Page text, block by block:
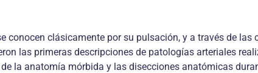
clásicamente por su pulsación, y a través de las
las primeras descripciones de patologías arteriales
la anatomía mórbida y las disecciones anatómicas